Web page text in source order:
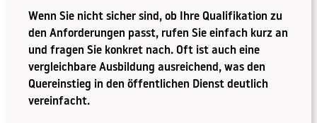
Wenn Sie nicht sicher sind, ob Ihre Qualifikation zu
den Anforderungen passt, rufen Sie einfach kurz an
und fragen Sie konkret nach. Oft ist auch eine
vergleichbare Ausbildung ausreichend, was den
Quereinstieg in den öffentlichen Dienst deutlich
vereinfacht.